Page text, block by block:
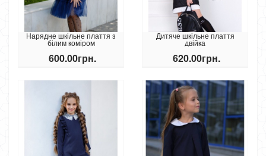
Нарядне шкільне плаття з
білим коміром
600.00грн.
Дитяче шкільне плаття
двійка
620.00грн.